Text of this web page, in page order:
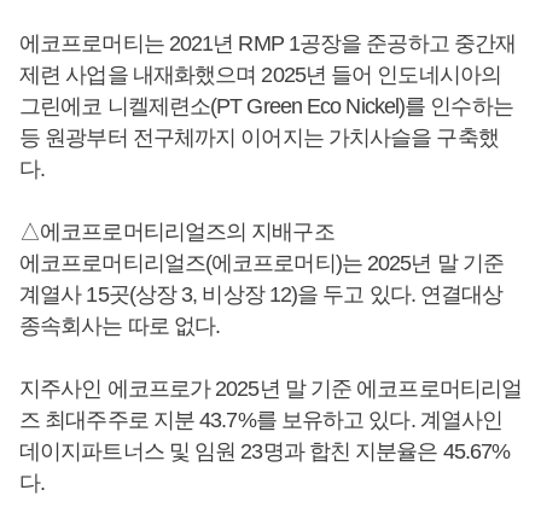
에코프로머티는 2021년 RMP 1공장을 준공하고 중간재
제련 사업을 내재화했으며 2025년 들어 인도네시아의
그린에코 니켈제련소(PT Green Eco Nickel)를 인수하는
등 원광부터 전구체까지 이어지는 가치사슬을 구축했
다.
△에코프로머티리얼즈의 지배구조
에코프로머티리얼즈(에코프로머티)는 2025년 말 기준
계열사 15곳(상장 3, 비상장 12)을 두고 있다. 연결대상
종속회사는 따로 없다.
지주사인 에코프로가 2025년 말 기준 에코프로머티리얼
즈 최대주주로 지분 43.7%를 보유하고 있다. 계열사인
데이지파트너스 및 임원 23명과 합친 지분율은 45.67%
다.